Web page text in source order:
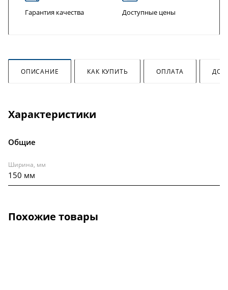
Гарантия качества Доступные цены
ОПИСАНИЕ КАК КУПИТЬ ОПЛАТА
Характеристики
Общие
Ширина, мм
150 мм
Похожие товары